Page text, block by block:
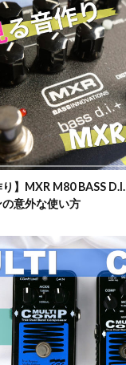
り】MXR M80 BASS
意外な使い方